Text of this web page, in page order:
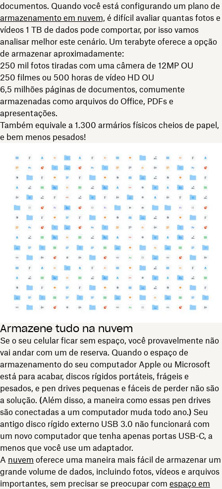
documentos. Quando você está configurando um plano de
armazenamento em nuvem, é difícil avaliar quantas fotos e
vídeos 1 TB de dados pode comportar, por isso vamos
analisar melhor este cenário. Um terabyte oferece a opção
de armazenar aproximadamente:
250 mil fotos tiradas com uma câmera de 12MP OU
250 filmes ou 500 horas de vídeo HD OU
6,5 milhões páginas de documentos, comumente
armazenadas como arquivos do Office, PDFs e
apresentações.
Também equivale a 1.300 armários físicos cheios de papel,
e bem menos pesados!
Armazene tudo na nuvem
Se o seu celular ficar sem espaço, você provavelmente não
vai andar com um de reserva. Quando o espaço de
armazenamento do seu computador Apple ou Microsoft
está para acabar, discos rígidos portáteis, frágeis e
pesados, e pen drives pequenas e fáceis de perder não são
a solução. (Além disso, a maneira como essas pen drives
são conectadas a um computador muda todo ano.) Seu
antigo disco rígido externo USB 3.0 não funcionará com
um novo computador que tenha apenas portas USB-C, a
menos que você use um adaptador.
A nuvem oferece uma maneira mais fácil de armazenar um
grande volume de dados, incluindo fotos, vídeos e arquivos
importantes, sem precisar se preocupar com espaço em